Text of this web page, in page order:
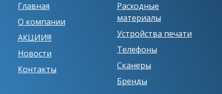
Главная
О компании
АКЦИИ!!!
Новости
Контакты
Расходные
материалы
Устройства печати
Телефоны
Сканеры
Бренды